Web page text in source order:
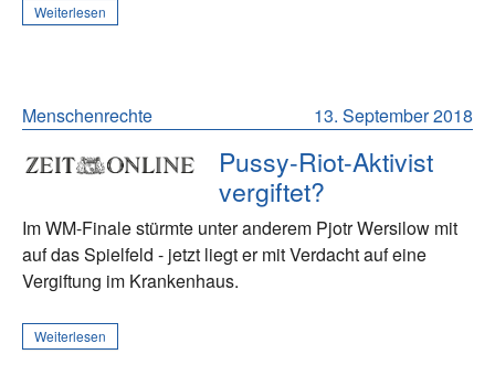
Weiterlesen
13. September 2018
Menschenrechte
Pussy-Riot-Aktivist
vergiftet?
Im WM-Finale stürmte unter anderem Pjotr Wersilow mit
auf das Spielfeld - jetzt liegt er mit Verdacht auf eine
Vergiftung im Krankenhaus.
Weiterlesen